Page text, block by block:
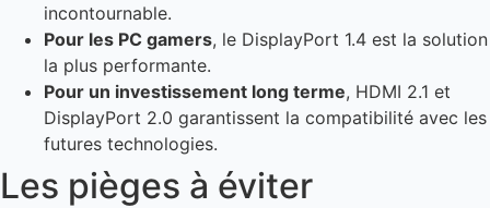
incontournable.
Pour les PC gamers, le DisplayPort 1.4 est la solution
la plus performante.
Pour un investissement long terme, HDMI 2.1 et
DisplayPort 2.0 garantissent la compatibilité avec les
futures technologies.
Les pièges à éviter